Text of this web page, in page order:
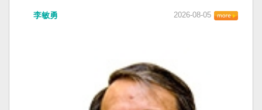
李敏勇 2026-08-05